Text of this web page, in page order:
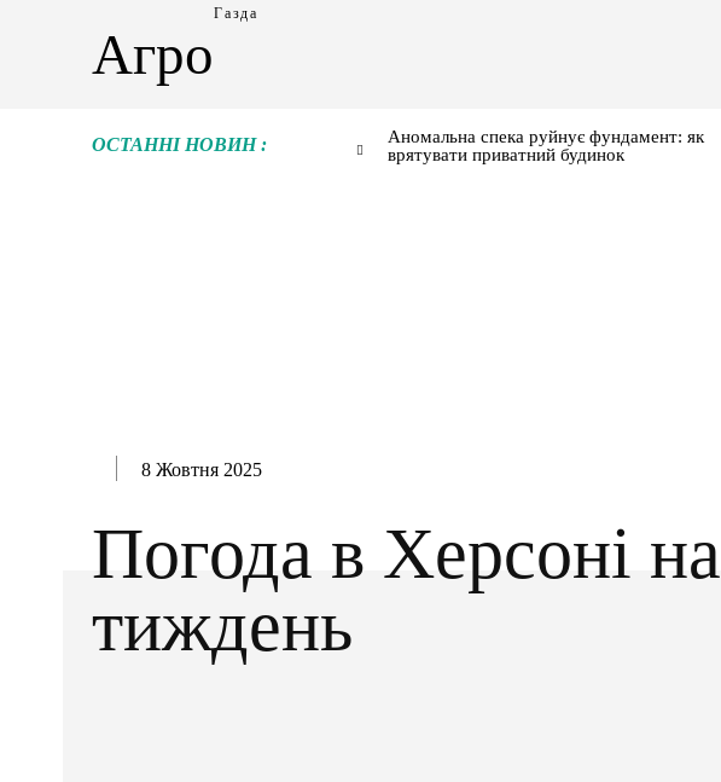
Агро
Газда
ОСТАННІ НОВИН :
Аномальна спека руйнує фундамент: як
врятувати приватний будинок
8 Жовтня 2025
Погода в Херсоні на
тиждень